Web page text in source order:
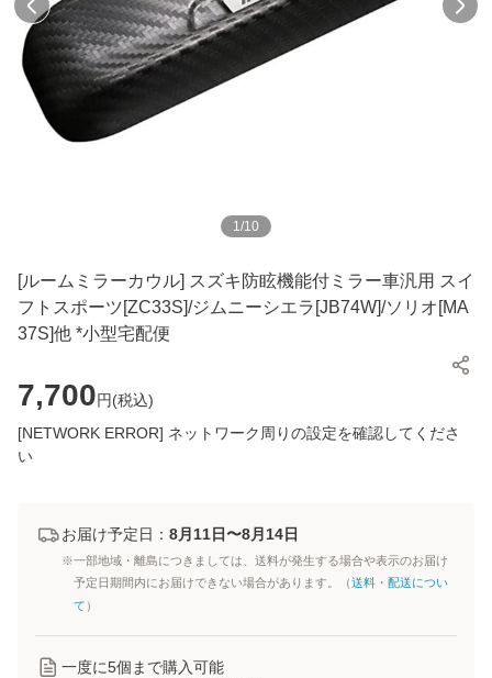
1/10
[ルームミラーカウル] スズキ防眩機能付ミラー車汎用 スイ
フトスポーツ[ZC33S]/ジムニーシエラ[JB74W]/ソリオ[MA
37S]他 *小型宅配便
7,700円(税込)
[NETWORK ERROR] ネットワーク周りの設定を確認してくださ
い
お届け予定日： 8月11日〜8月14日
※一部地域・離島につきましては、送料が発生する場合や表示のお届け
予定日期間内にお届けできない場合があります。（送料・配送につい
て ）
一度に5個まで購入可能